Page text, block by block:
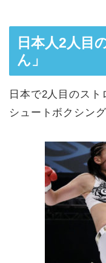
日本人2人目
ん」
日本で2人目のス
シュートボクシン